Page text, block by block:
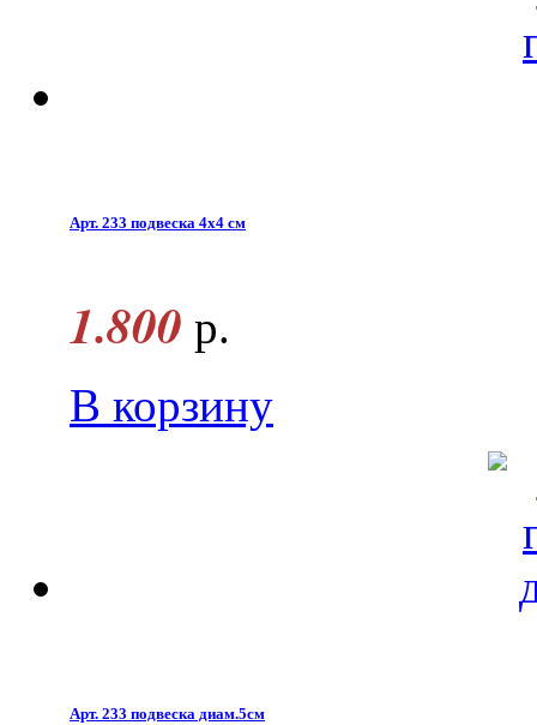
Арт. 233 подвеска 4x4 см
1.800 р.
В корзину
Арт. 233 подвеска диам.5см